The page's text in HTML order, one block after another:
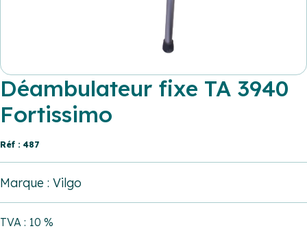
Déambulateur fixe TA 3940
Fortissimo
Réf : 487
Marque : Vilgo
TVA : 10 %